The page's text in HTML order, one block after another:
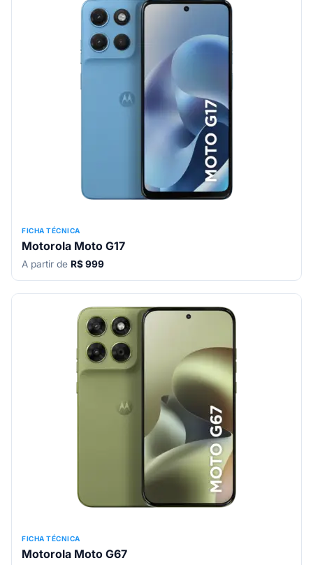
FICHA TÉCNICA
Motorola Moto G17
A partir de R$ 999
FICHA TÉCNICA
Motorola Moto G67